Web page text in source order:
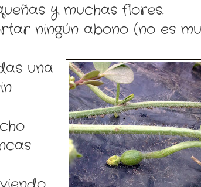
y muchas flores.
ningún abono (no es
una